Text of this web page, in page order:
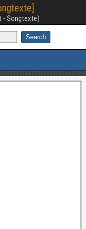
- Songtexte)